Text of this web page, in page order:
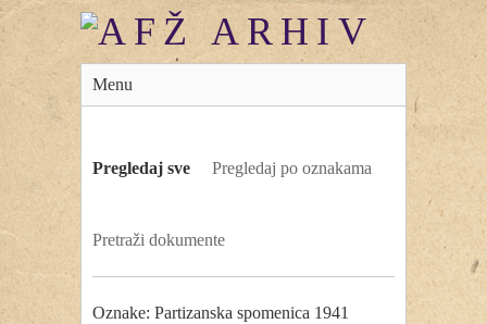
Menu
Pregledaj sve Pregledaj po oznakama
Pretraži dokumente
Oznake: Partizanska spomenica 1941